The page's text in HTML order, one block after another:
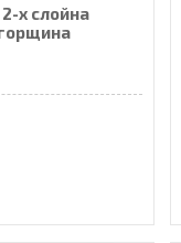
х слойна